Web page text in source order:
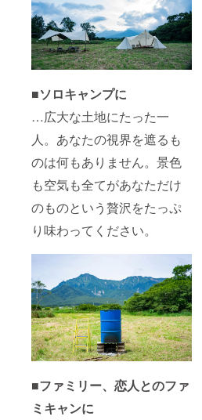
■ソロキャンプに
…広大な土地にたった一
人。あなたの視界を遮るも
のは何もありません。景色
も空気も全てがあなただけ
のものという贅沢をたっぷ
り味わってください。
■ファミリー、恋人とのファ
ミキャンに